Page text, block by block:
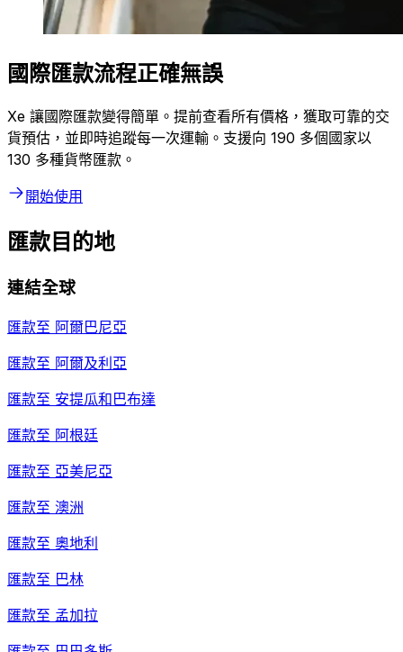
國際匯款流程正確無誤
Xe 讓國際匯款變得簡單。提前查看所有價格，獲取可靠的交
貨預估，並即時追蹤每一次運輸。支援向 190 多個國家以
130 多種貨幣匯款。
開始使用
匯款目的地
連結全球
匯款至 阿爾巴尼亞
匯款至 阿爾及利亞
匯款至 安提瓜和巴布達
匯款至 阿根廷
匯款至 亞美尼亞
匯款至 澳洲
匯款至 奧地利
匯款至 巴林
匯款至 孟加拉